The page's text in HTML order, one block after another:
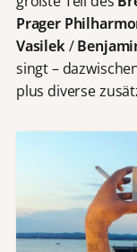
Prager
Vasilek/
singt –
plus diverse